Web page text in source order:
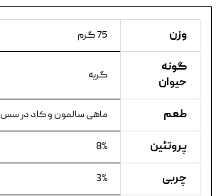
وزن 75 گرم
گونه
حیوان
گربه
طعم ماهی سالمون و کاد در سس
پروتئین 8%
چربی 3%